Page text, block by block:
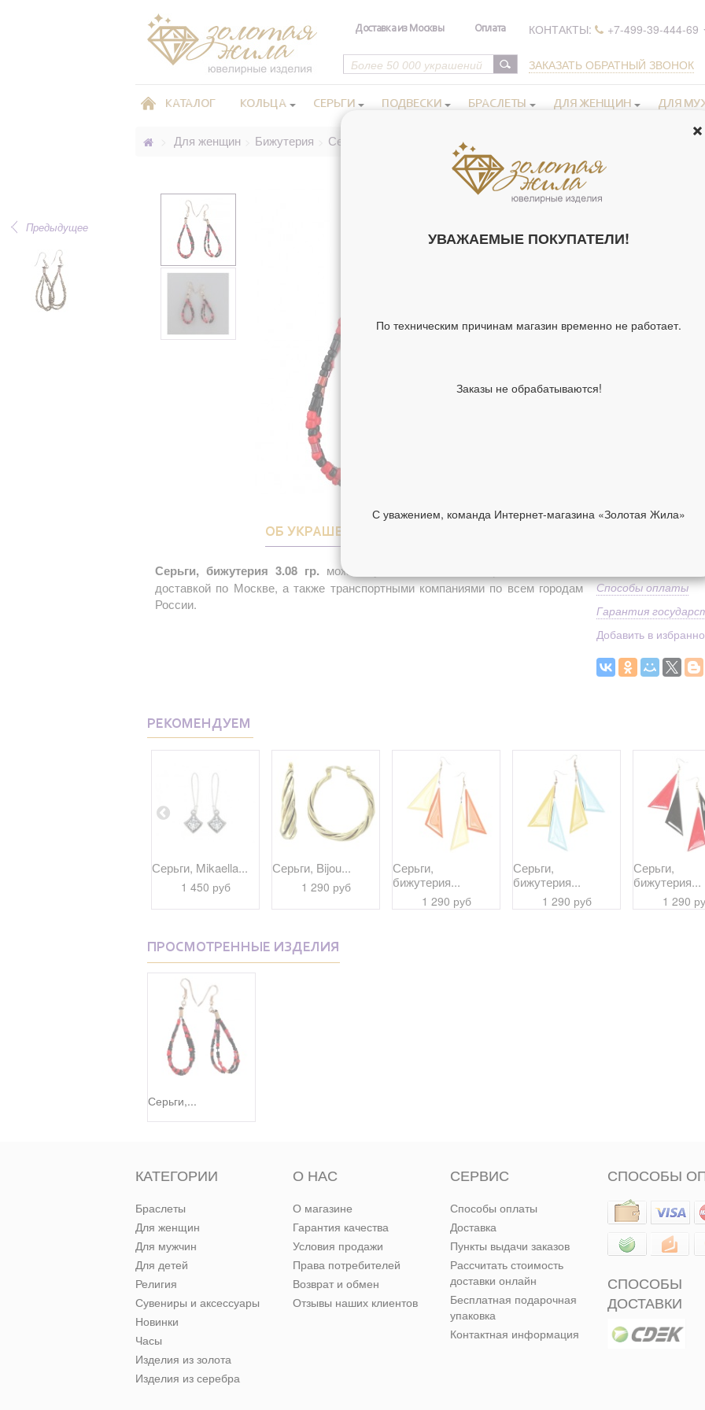
Доставка из Москвы Оплата КОНТАКТЫ: +7-499-39-444-69
ЗАКАЗАТЬ ОБРАТНЫЙ ЗВОНОК
КАТАЛОГ КОЛЬЦА СЕРЬГИ ПОДВЕСКИ БРАСЛЕТЫ ДЛЯ ЖЕНЩИН ДЛЯ
Для женщин Бижутерия Серьги бижутерия Серьги, бижутерия 3.08 гр.
Предыдущее
ОБ УКРАШЕНИИ
Серьги, бижутерия 3.08 гр. можно купить в нашем интернет-магазине с
доставкой по Москве, а также транспортными компаниями по всем городам
России.
СЕРЬГИ,
62210)
Материал
Средний вес
Классификация
Способы оплаты
Гарантия
Добавить в
РЕКОМЕНДУЕМ
Серьги, Mikaella...
1 450 руб
Серьги, Bijou...
1 290 руб
Серьги,
бижутерия...
1 290 руб
Серьги,
бижутерия...
1 290 руб
Серьги,
бижутерия...
1 290
ПРОСМОТРЕННЫЕ ИЗДЕЛИЯ
Серьги,...
КАТЕГОРИИ
Браслеты
Для женщин
Для мужчин
Для детей
Религия
Сувениры и аксессуары
Новинки
Часы
Изделия из золота
Изделия из серебра
О НАС
О магазине
Гарантия качества
Условия продажи
Права потребителей
Возврат и обмен
Отзывы наших клиентов
СЕРВИС
Способы оплаты
Доставка
Пункты выдачи заказов
Рассчитать стоимость
доставки онлайн
Бесплатная подарочная
упаковка
Контактная информация
СПОСОБЫ
СПОСОБЫ
ДОСТАВКИ
УВАЖАЕМЫЕ ПОКУПАТЕЛИ!
По техническим причинам магазин временно не работает.
Заказы не обрабатываются!
С уважением, команда Интернет-магазина «Золотая Жила»